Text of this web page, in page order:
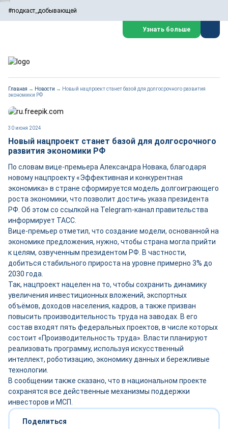
#подкаст_добывающей
Узнать больше
Главная → Новости → Новый нацпроект станет базой для долгосрочного развития
экономики РФ
30 июня 2024
Новый нацпроект станет базой для долгосрочного
развития экономики РФ
По словам вице-премьера Александра Новака, благодаря
новому нацпроекту «Эффективная и конкурентная
экономика» в стране сформируется модель долгоиграющего
роста экономики, что позволит достичь указа президента
РФ. Об этом со ссылкой на Telegram-канал правительства
информирует ТАСС.
Вице-премьер отметил, что создание модели, основанной на
экономике предложения, нужно, чтобы страна могла прийти
к целям, озвученным президентом РФ. В частности,
добиться стабильного прироста на уровне примерно 3% до
2030 года.
Так, нацпроект нацелен на то, чтобы сохранить динамику
увеличения инвестиционных вложений, экспортных
объёмов, доходов населения, кадров, а также призван
повысить производительность труда на заводах. В его
состав входят пять федеральных проектов, в числе которых
состоит «Производительность труда». Власти планируют
реализовать программу, используя искусственный
интеллект, роботизацию, экономику данных и бережливые
технологии.
В сообщении также сказано, что в национальном проекте
сохранятся все действенные механизмы поддержки
инвесторов и МСП.
Поделиться